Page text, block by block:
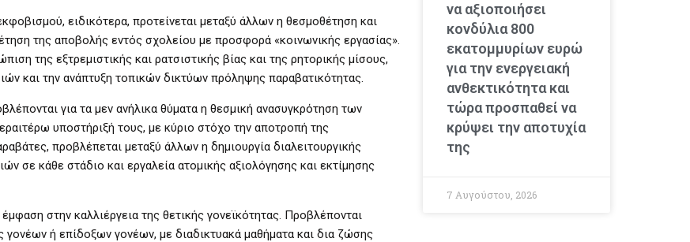
ειδικότερα, προτείνεται μεταξύ άλλων η θεσμοθέτηση και
της αποβολής εντός σχολείου με προσφορά «κοινωνικής εργασίας».
της εξτρεμιστικής και ρατσιστικής βίας και της ρητορικής μίσους,
και την ανάπτυξη τοπικών δικτύων πρόληψης παραβατικότητας.
για τα μεν ανήλικα θύματα η θεσμική ανασυγκρότηση των
υποστήριξή τους, με κύριο στόχο την αποτροπή της
προβλέπεται μεταξύ άλλων η δημιουργία διαλειτουργικής
σε κάθε στάδιο και εργαλεία ατομικής αξιολόγησης και εκτίμησης
στην καλλιέργεια της θετικής γονεϊκότητας. Προβλέπονται
ή επίδοξων γονέων, με διαδικτυακά μαθήματα και δια ζώσης
να αξιοποιήσει
κονδύλια 800
εκατομμυρίων ευρώ
για την ενεργειακή
ανθεκτικότητα και
τώρα προσπαθεί να
κρύψει την αποτυχία
της
7 Αυγούστου, 2026